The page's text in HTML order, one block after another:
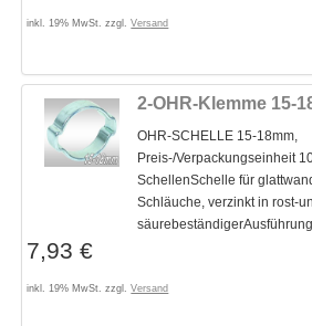
inkl. 19% MwSt. zzgl.Versand
2-OHR-Klemme 15-
OHR-SCHELLE 15-18mm,
Preis-/Verpackungseinheit
SchellenSchelle für
Schläuche, verzinkt in rost-
7,93 €
inkl. 19% MwSt. zzgl.Versand